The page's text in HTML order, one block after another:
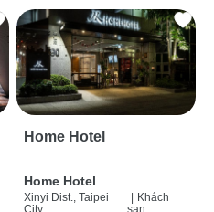
Home Hotel
Home Hotel
Xinyi Dist., Taipei
Khách